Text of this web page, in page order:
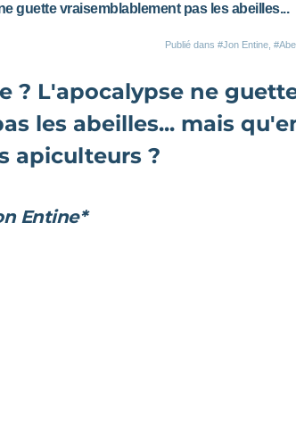
guette vraisemblablement pas les abeilles...
Publié dans #Jon Entine
? L'apocalypse ne
les abeilles... mais
apiculteurs ?
Entine*